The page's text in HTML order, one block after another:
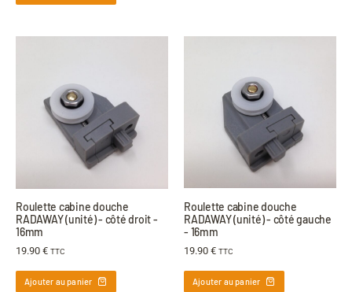
Roulette cabine douche
RADAWAY (unité) - côté droit -
16mm
19.90 € TTC
Ajouter au panier
Roulette cabine douche
RADAWAY (unité) - côté gauche
- 16mm
19.90 € TTC
Ajouter au panier